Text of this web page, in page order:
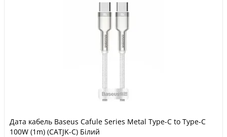
Дата кабель Baseus Cafule Series Metal Type-C to Type-C
100W (1m) (CATJK-C) Білий